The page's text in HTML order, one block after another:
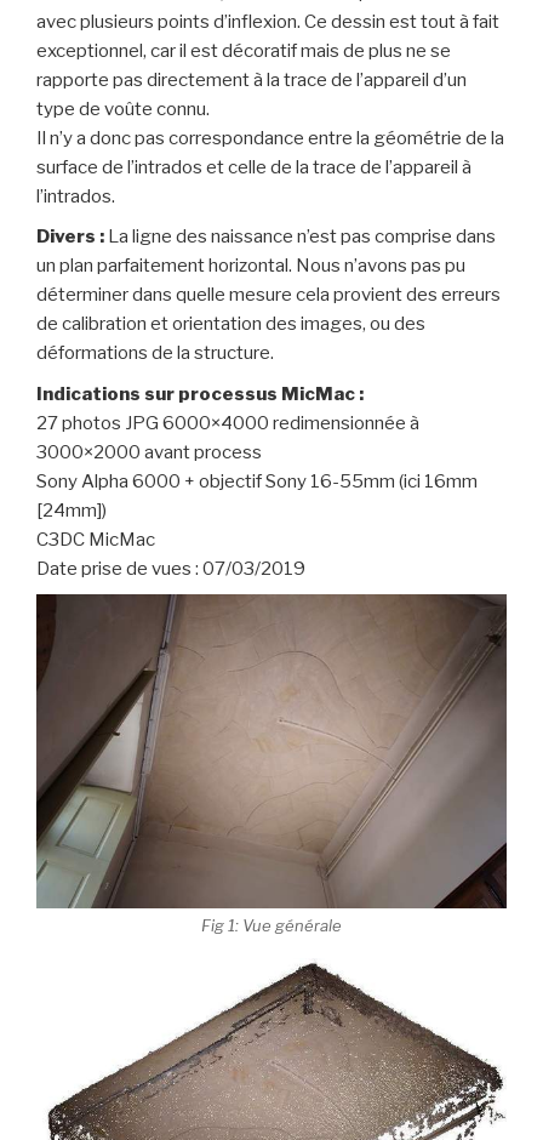
avec plusieurs points d’inflexion. Ce dessin est tout à fait
exceptionnel, car il est décoratif mais de plus ne se
rapporte pas directement à la trace de l’appareil d’un
type de voûte connu.
Il n’y a donc pas correspondance entre la géométrie de la
surface de l’intrados et celle de la trace de l’appareil à
l’intrados.
Divers : La ligne des naissance n’est pas comprise dans
un plan parfaitement horizontal. Nous n’avons pas pu
déterminer dans quelle mesure cela provient des erreurs
de calibration et orientation des images, ou des
déformations de la structure.
Indications sur processus MicMac :
27 photos JPG 6000×4000 redimensionnée à
3000×2000 avant process
Sony Alpha 6000 + objectif Sony 16-55mm (ici 16mm
[24mm])
C3DC MicMac
Date prise de vues : 07/03/2019
Fig 1: Vue générale